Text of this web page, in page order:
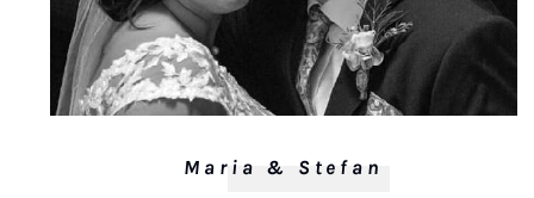
Maria & Stefan